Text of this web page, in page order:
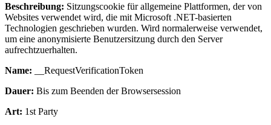
Beschreibung: Sitzungscookie für allgemeine Plattformen, der von
Websites verwendet wird, die mit Microsoft .NET-basierten
Technologien geschrieben wurden. Wird normalerweise verwendet,
um eine anonymisierte Benutzersitzung durch den Server
aufrechtzuerhalten.
Name: __RequestVerificationToken
Dauer: Bis zum Beenden der Browsersession
Art: 1st Party